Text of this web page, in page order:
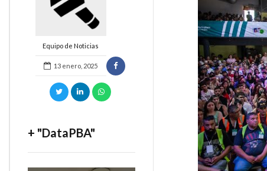
Equipo de Noticias
13 enero, 2025
+ "DataPBA"